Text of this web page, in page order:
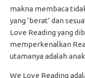
makna membaca
yang ‘berat’ dan
Love Reading yang
memperkenalkan
utamanya adalah
We Love Reading